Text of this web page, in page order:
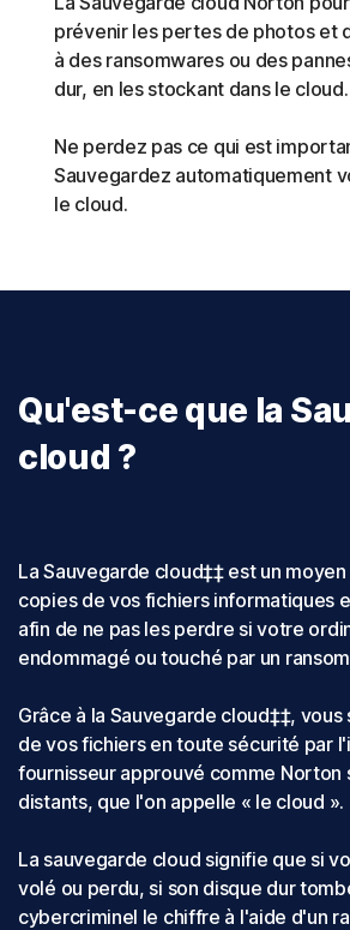
prévenir les pertes de photos et
à des ransomwares ou des
dur, en les stockant dans le cloud.
Ne perdez pas ce qui est
Sauvegardez automatiquement
le cloud.
Qu'est-ce que la
cloud ?
La Sauvegarde cloud‡‡ est un
copies de vos fichiers informatiques
afin de ne pas les perdre si votre
endommagé ou touché par un
Grâce à la Sauvegarde cloud‡‡,
de vos fichiers en toute sécurité par
fournisseur approuvé comme Norton
distants, que l'on appelle « le cloud ».
La sauvegarde cloud signifie que si
volé ou perdu, si son disque dur
cybercriminel le chiffre à l'aide d'un